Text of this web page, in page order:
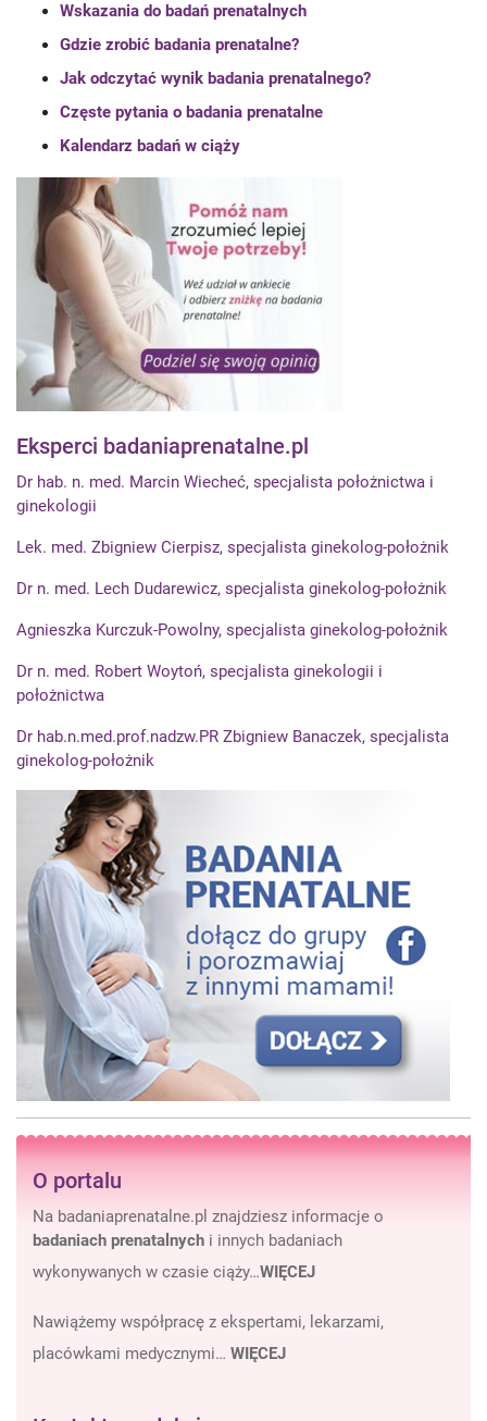
Wskazania do badań prenatalnych
Gdzie zrobić badania prenatalne?
Jak odczytać wynik badania prenatalnego?
Częste pytania o badania prenatalne
Kalendarz badań w ciąży
Eksperci badaniaprenatalne.pl
Dr hab. n. med. Marcin Wiecheć, specjalista położnictwa i
ginekologii
Lek. med. Zbigniew Cierpisz, specjalista ginekolog-położnik
Dr n. med. Lech Dudarewicz, specjalista ginekolog-położnik
Agnieszka Kurczuk-Powolny, specjalista ginekolog-położnik
Dr n. med. Robert Woytoń, specjalista ginekologii i
położnictwa
Dr hab.n.med.prof.nadzw.PR Zbigniew Banaczek, specjalista
ginekolog-położnik
O portalu
Na badaniaprenatalne.pl znajdziesz informacje o
badaniach prenatalnych i innych badaniach
wykonywanych w czasie ciąży…WIĘCEJ
Nawiążemy współpracę z ekspertami, lekarzami,
placówkami medycznymi… WIĘCEJ